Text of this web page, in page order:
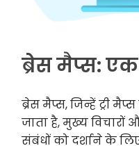
ब्रेस मैप्स: एक
ब्रेस मैप्स, जिन्हें ट्री
जाता है, मुख्य विचारों
संबंधों को दर्शाने के